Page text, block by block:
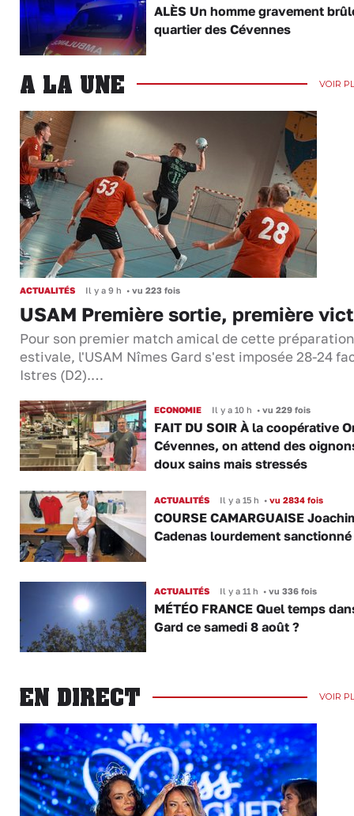
ALÈS Un homme gravement
quartier des Cévennes
A LA UNE VOIR
ACTUALITÉS Il y a 9 h • vu 223 fois
USAM Première sortie, première
Pour son premier match amical de cette préparation
estivale, l'USAM Nîmes Gard s'est imposée 28-24
Istres (D2).…
ECONOMIE Il y a 10 h •vu 229 fois
FAIT DU SOIR À la coopérative
Cévennes, on attend des
doux sains mais stressés
ACTUALITÉS Il y a 15 h •vu 2834 fois
COURSE CAMARGUAISE
Cadenas lourdement sanctionné
ACTUALITÉS Il y a 11 h •vu 336 fois
MÉTÉO FRANCE Quel temps
Gard ce samedi 8 août ?
EN DIRECT VOIR